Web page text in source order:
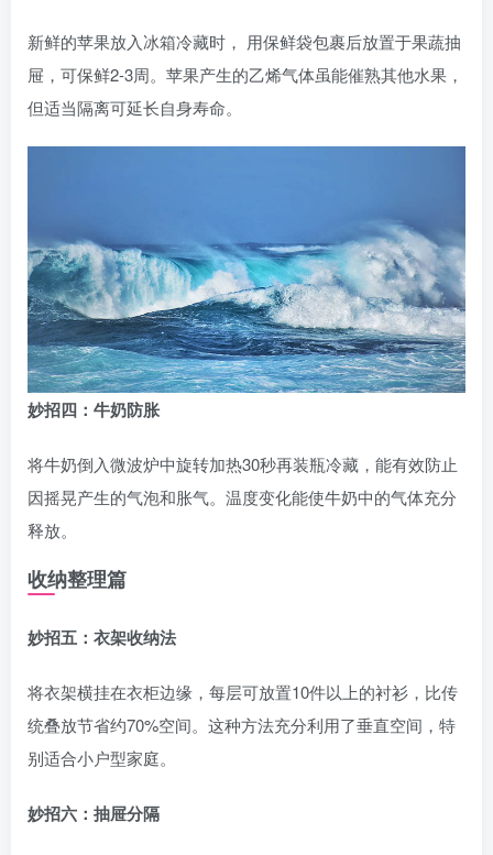
新鲜的苹果放入冰箱冷藏时， 用保鲜袋包裹后放置于果蔬抽
屉，可保鲜2-3周。苹果产生的乙烯气体虽能催熟其他水果，
但适当隔离可延长自身寿命。
妙招四：牛奶防胀
将牛奶倒入微波炉中旋转加热30秒再装瓶冷藏，能有效防止
因摇晃产生的气泡和胀气。温度变化能使牛奶中的气体充分
释放。
收纳整理篇
妙招五：衣架收纳法
将衣架横挂在衣柜边缘，每层可放置10件以上的衬衫，比传
统叠放节省约70%空间。这种方法充分利用了垂直空间，特
别适合小户型家庭。
妙招六：抽屉分隔